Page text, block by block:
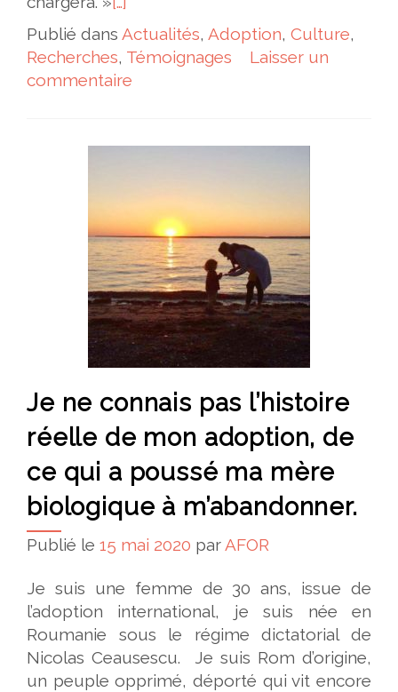
Publié dans Actualités, Adoption, Culture,
Recherches, Témoignages
Laisser un
commentaire
Je ne connais pas l’histoire
réelle de mon adoption, de
ce qui a poussé ma mère
biologique à m’abandonner.
Publié le 15 mai 2020 par AFOR
Je suis une femme de 30 ans, issue de
l’adoption international, je suis née en
Roumanie sous le régime dictatorial de
Nicolas Ceausescu. Je suis Rom d’origine,
un peuple opprimé, déporté qui vit encore